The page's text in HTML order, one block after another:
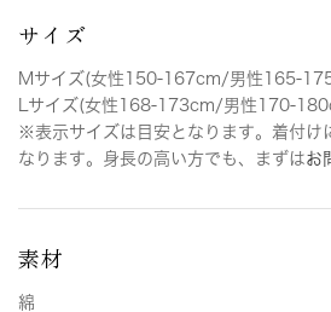
サイズ
Mサイズ(女性150-167cm/男性165-
Lサイズ(女性168-173cm/男性170-
※表示サイズは目安となります。着付け
なります。身長の高い方でも、まずはお
素材
綿